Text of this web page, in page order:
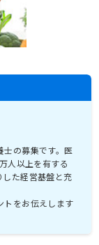
の募集です。医
人以上を有する
した経営基盤と充
トをお伝えします